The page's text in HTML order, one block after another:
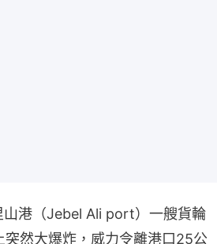
山港（Jebel Ali port）一艘貨輪
突然大爆炸，威力令離港口25公